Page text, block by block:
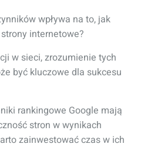
wpływa na to, jak
internetowe?
w sieci, zrozumienie tych
być kluczowe dla sukcesu
rankingowe Google mają
stron w wynikach
zainwestować czas w ich